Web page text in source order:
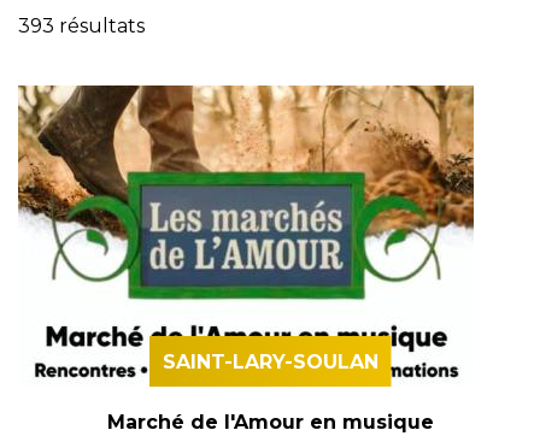
393 résultats
SAINT-LARY-SOULAN
Marché de l'Amour en musique